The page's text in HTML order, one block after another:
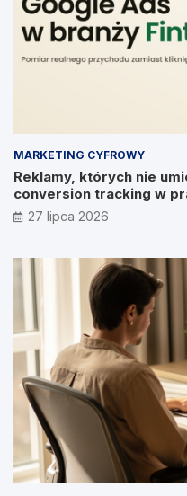
MARKETING CYFROWY
Reklamy, których nie
conversion tracking w
27 lipca 2026